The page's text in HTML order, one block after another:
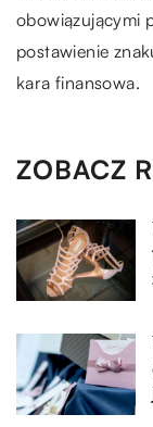
obowiązującymi
postawienie
kara finansowa.
ZOBACZ